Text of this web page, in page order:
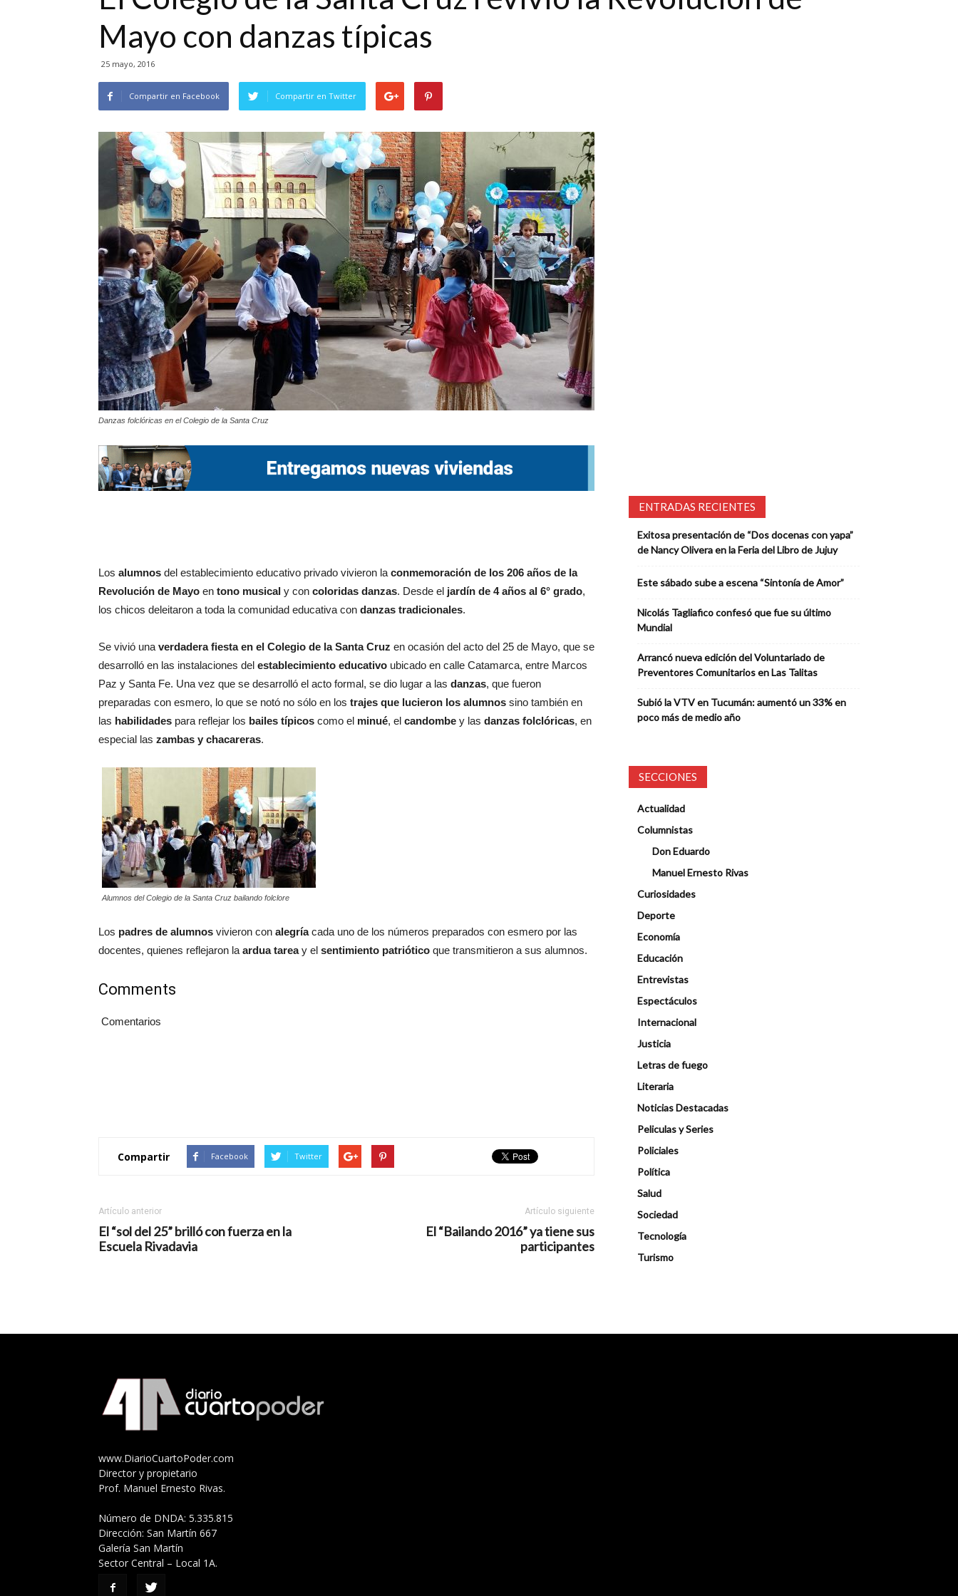
Mayo con danzas típicas
25 mayo, 2016
Compartir en Facebook Compartir en Twitter
Danzas folclóricas en el Colegio de la Santa Cruz
Los alumnos del establecimiento educativo privado vivieron la conmemoración de los 206 años de la
Revolución de Mayo en tono musical y con coloridas danzas. Desde el jardín de 4 años al 6° grado,
los chicos deleitaron a toda la comunidad educativa con danzas tradicionales.
Se vivió una verdadera fiesta en el Colegio de la Santa Cruz en ocasión del acto del 25 de Mayo, que se
desarrolló en las instalaciones del establecimiento educativo ubicado en calle Catamarca, entre Marcos
Paz y Santa Fe. Una vez que se desarrolló el acto formal, se dio lugar a las danzas, que fueron
preparadas con esmero, lo que se notó no sólo en los trajes que lucieron los alumnos sino también en
las habilidades para reflejar los bailes típicos como el minué, el candombe y las danzas folclóricas, en
especial las zambas y chacareras.
Alumnos del Colegio de la Santa Cruz bailando folclore
Los padres de alumnos vivieron con alegríacada uno de los números preparados con esmero por las
docentes, quienes reflejaron la ardua tareay el sentimiento patriótico que transmitieron a sus alumnos.
Comments
Comentarios
Compartir Facebook Twitter
Artículo anterior
El “sol del 25” brilló con fuerza en la
Escuela Rivadavia
Artículo siguiente
El “Bailando 2016” ya tiene sus
participantes
ENTRADAS RECIENTES
Exitosa presentación de “Dos docenas con yapa”
de Nancy Olivera en la Feria del Libro de Jujuy
Este sábado sube a escena “Sintonía de Amor”
Nicolás Tagliafico confesó que fue su último
Mundial
Arrancó nueva edición del Voluntariado de
Preventores Comunitarios en Las Talitas
Subió la VTV en Tucumán: aumentó un 33% en
poco más de medio año
SECCIONES
Actualidad
Columnistas
Don Eduardo
Manuel Ernesto Rivas
Curiosidades
Deporte
Economía
Educación
Entrevistas
Espectáculos
Internacional
Justicia
Letras de fuego
Literaria
Noticias Destacadas
Peliculas y Series
Policiales
Política
Salud
Sociedad
Tecnología
Turismo
www.DiarioCuartoPoder.com
Director y propietario
Prof. Manuel Ernesto Rivas.
Número de DNDA: 5.335.815
Dirección: San Martín 667
Galería San Martín
Sector Central – Local 1A.